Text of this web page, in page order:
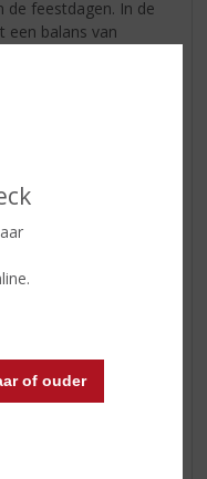
of ouder
de feestdagen. In de
een balans van
krijgt.
lang en
met hints van
vleugje karamel..